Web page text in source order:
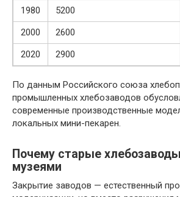
1980
5200
2000
2600
2020
2900
По данным Российского союза
промышленных хлебозаводов
современные производственные
локальных мини-пекарен.
Почему старые
музеями
Закрытие заводов — естественный